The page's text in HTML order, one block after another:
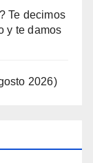
Te decimos
y te damos
2026)